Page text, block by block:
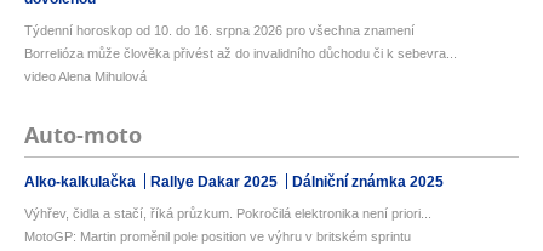
Týdenní horoskop od 10. do 16. srpna 2026 pro všechna znamení
Borrelióza může člověka přivést až do invalidního důchodu či k sebevra...
video Alena Mihulová
Auto-moto
Alko-kalkulačka Rallye Dakar 2025 Dálniční známka 2025
Výhřev, čidla a stačí, říká průzkum. Pokročilá elektronika není priori...
MotoGP: Martin proměnil pole position ve výhru v britském sprintu